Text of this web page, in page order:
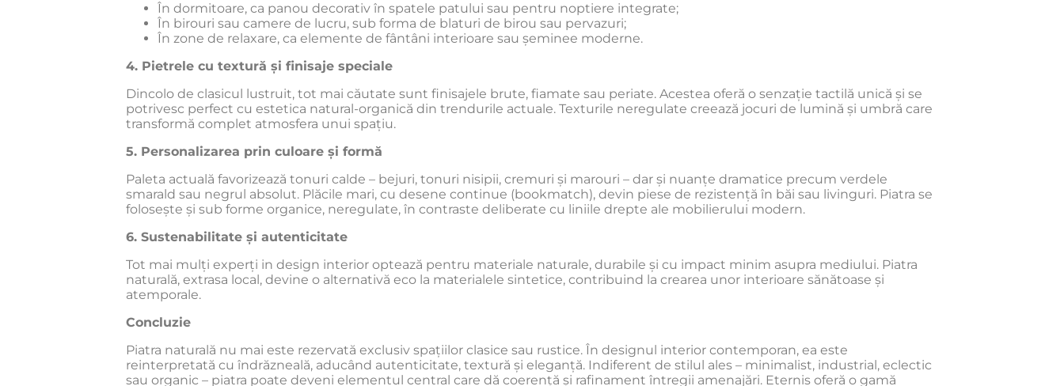
În dormitoare, ca panou decorativ în spatele patului sau pentru noptiere integrate;
În birouri sau camere de lucru, sub forma de blaturi de birou sau pervazuri;
În zone de relaxare, ca elemente de fântâni interioare sau șeminee moderne.
4. Pietrele cu textură și finisaje speciale
Dincolo de clasicul lustruit, tot mai căutate sunt finisajele brute, fiamate sau periate. Acestea oferă o senzație tactilă unică și se
potrivesc perfect cu estetica natural-organică din trendurile actuale. Texturile neregulate creează jocuri de lumină și umbră care
transformă complet atmosfera unui spațiu.
5. Personalizarea prin culoare și formă
Paleta actuală favorizează tonuri calde – bejuri, tonuri nisipii, cremuri și marouri – dar și nuanțe dramatice precum verdele
smarald sau negrul absolut. Plăcile mari, cu desene continue (bookmatch), devin piese de rezistență în băi sau livinguri. Piatra se
folosește și sub forme organice, neregulate, în contraste deliberate cu liniile drepte ale mobilierului modern.
6. Sustenabilitate și autenticitate
Tot mai mulți experți in design interior optează pentru materiale naturale, durabile și cu impact minim asupra mediului. Piatra
naturală, extrasa local, devine o alternativă eco la materialele sintetice, contribuind la crearea unor interioare sănătoase și
atemporale.
Concluzie
Piatra naturală nu mai este rezervată exclusiv spațiilor clasice sau rustice. În designul interior contemporan, ea este
reinterpretată cu îndrăzneală, aducând autenticitate, textură și eleganță. Indiferent de stilul ales – minimalist, industrial, eclectic
sau organic – piatra poate deveni elementul central care dă coerență și rafinament întregii amenajări. Eternis oferă o gamă